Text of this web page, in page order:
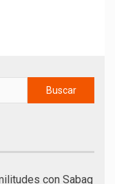
con Sabag